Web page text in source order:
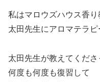
私はマロウズハウス香り
太田先生にアロマテラピ
太田先生が教えてくだ
何度も何度も復習して